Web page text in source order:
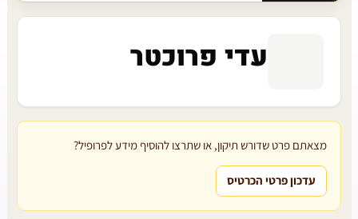
עדי פרוכטר
מצאתם פרט שדורש תיקון, או שתרצו להוסיף מידע לפרופיל?
עדכון פרטי הכרטיס